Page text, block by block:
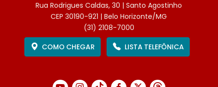
Rua Rodrigues Caldas, 30 | Santo Agostinho
CEP 30190-921 | Belo Horizonte/MG
(31) 2108-7000
COMO CHEGAR
LISTA TELEFÔNICA